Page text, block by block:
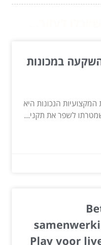
במכונות
הנכונות היא
לשפר את תקני...
Play voor